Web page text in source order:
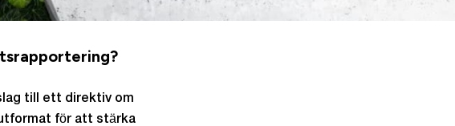
till ett direktiv om
för att stärka